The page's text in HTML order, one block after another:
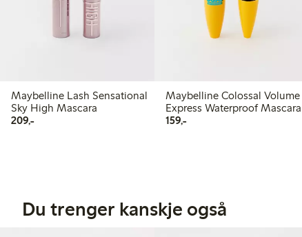
Maybelline Lash Sensational
Sky High Mascara
209,-209,00 kr
Maybelline Colossal Volume
Express Waterproof Mascara
159,-159,00 kr
Du trenger kanskje også